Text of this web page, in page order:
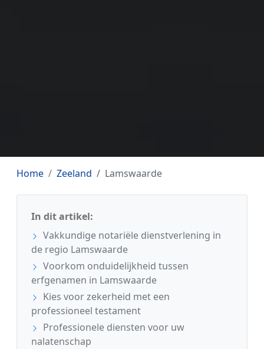
Home Zeeland Lamswaarde
In dit artikel:
Vakkundige notariële dienstverlening in
de regio Lamswaarde
Voorkom onduidelijkheid tussen
erfgenamen in Lamswaarde
Kies voor zekerheid met een
professioneel testament
Professionele diensten voor uw
nalatenschap